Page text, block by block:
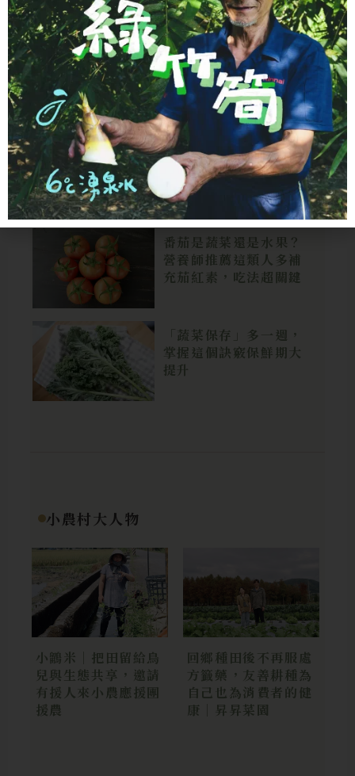
不知道煮什麼？輸入冰箱現有食材，讓 AI 立
即為您規劃今日的美味菜單。
開始規劃 →
食材科普
番茄是蔬菜還是水果？
營養師推薦這類人多補
充茄紅素，吃法超關鍵
「蔬菜保存」多一週，
掌握這個訣竅保鮮期大
提升
小農村大人物
小鶹米｜把田留給鳥
兒與生態共享，邀請
有援人來小農應援團
援農
回鄉種田後不再服處
方籤藥，友善耕種為
自己也為消費者的健
康｜昇昇菜園